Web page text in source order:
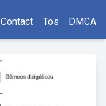
Contact Tos DMCA